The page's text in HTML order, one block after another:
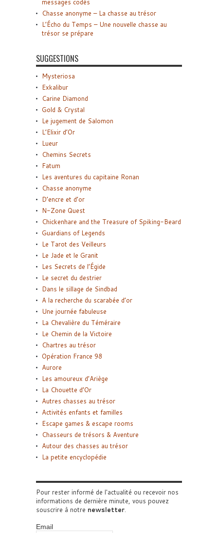
messages codés
Chasse anonyme – La chasse au trésor
L’Écho du Temps – Une nouvelle chasse au
trésor se prépare
SUGGESTIONS
Mysteriosa
Exkalibur
Carine Diamond
Gold & Crystal
Le jugement de Salomon
L’Elixir d’Or
Lueur
Chemins Secrets
Fatum
Les aventures du capitaine Ronan
Chasse anonyme
D’encre et d’or
N-Zone Quest
Chickenhare and the Treasure of Spiking-Beard
Guardians of Legends
Le Tarot des Veilleurs
Le Jade et le Granit
Les Secrets de l’Égide
Le secret du destrier
Dans le sillage de Sindbad
A la recherche du scarabée d’or
Une journée fabuleuse
La Chevalière du Téméraire
Le Chemin de la Victoire
Chartres au trésor
Opération France 98
Aurore
Les amoureux d’Ariège
La Chouette d’Or
Autres chasses au trésor
Activités enfants et familles
Escape games & escape rooms
Chasseurs de trésors & Aventure
Autour des chasses au trésor
La petite encyclopédie
Pour rester informé de l'actualité ou recevoir nos
informations de dernière minute, vous pouvez
souscrire à notre newsletter.
Email